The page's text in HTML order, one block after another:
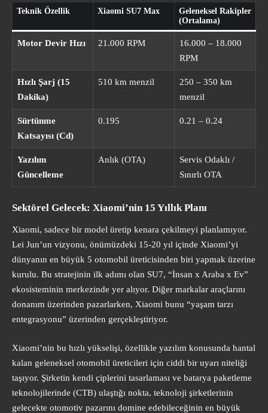
Teknik Özellik Xiaomi SU7 Max
Geleneksel Rakipler
(Ortalama)
Motor Devir Hızı 21.000 RPM
16.000 – 18.000
RPM
Hızlı Şarj (15
Dakika)
510 km menzil
250 – 350 km
menzil
Sürtünme
Katsayısı (Cd)
0.195 0.21 – 0.24
Yazılım
Güncelleme
Anlık (OTA)
Servis Odaklı /
Sınırlı OTA
Sektörel Gelecek: Xiaomi’nin 15 Yıllık Planı
Xiaomi, sadece bir model üretip kenara çekilmeyi planlamıyor.
Lei Jun’un vizyonu, önümüzdeki 15-20 yıl içinde Xiaomi’yi
dünyanın en büyük 5 otomobil üreticisinden biri yapmak üzerine
kurulu. Bu stratejinin ilk adımı olan SU7, “İnsan x Araba x Ev”
ekosisteminin merkezinde yer alıyor. Diğer markalar araçlarını
donanım üzerinden pazarlarken, Xiaomi bunu “yaşam tarzı
entegrasyonu” üzerinden gerçekleştiriyor.
Xiaomi’nin bu hızlı yükselişi, özellikle yazılım konusunda hantal
kalan geleneksel otomobil üreticileri için ciddi bir uyarı niteliği
taşıyor. Şirketin kendi çiplerini tasarlaması ve batarya paketleme
teknolojilerinde (CTB) ulaştığı nokta, teknoloji şirketlerinin
gelecekte otomotiv pazarını domine edebileceğinin en büyük